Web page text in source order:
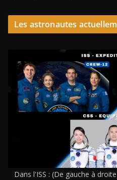
Les astronautes
Dans l'ISS : (De gauche à